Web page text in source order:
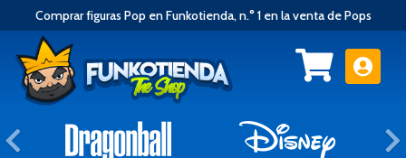
Comprar figuras Pop en Funkotienda, n.° 1 en la venta de Pops
Anterior